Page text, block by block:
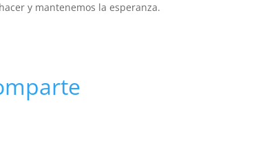
y mantenemos la esperanza.